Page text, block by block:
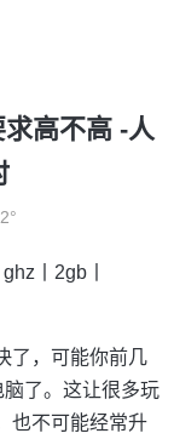
高不高 -人
2°
丨2gb丨
了，可能你前几
脑了。这让很多玩
也不可能经常升